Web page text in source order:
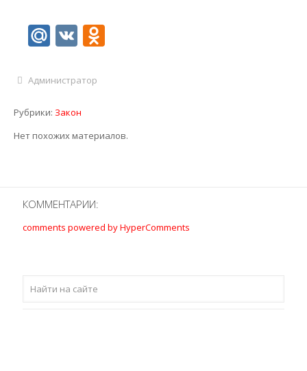
Mail.Ru
VKOdnoklassniki
Администратор
Рубрики: Закон
Нет похожих материалов.
КОММЕНТАРИИ:
comments powered by HyperComments